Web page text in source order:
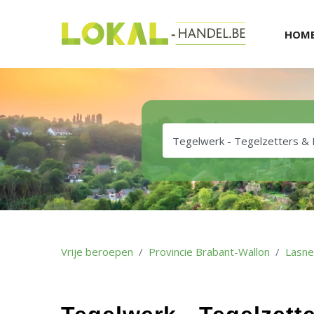
Vrije beroepen Provincie Brabant-Wallon